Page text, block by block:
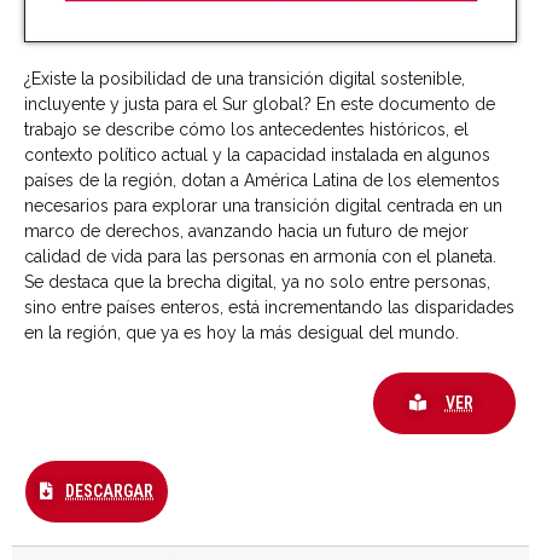
¿Existe la posibilidad de una transición digital sostenible,
incluyente y justa para el Sur global? En este documento de
trabajo se describe cómo los antecedentes históricos, el
contexto político actual y la capacidad instalada en algunos
países de la región, dotan a América Latina de los elementos
necesarios para explorar una transición digital centrada en un
marco de derechos, avanzando hacia un futuro de mejor
calidad de vida para las personas en armonía con el planeta.
Se destaca que la brecha digital, ya no solo entre personas,
sino entre países enteros, está incrementando las disparidades
en la región, que ya es hoy la más desigual del mundo.
VER
DESCARGAR